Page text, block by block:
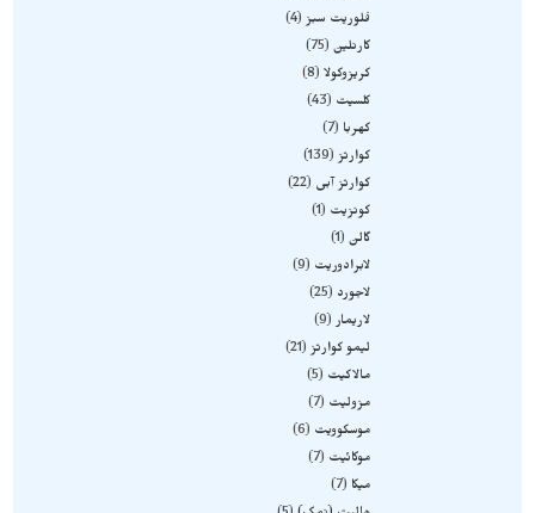
فلوریت سبز
4
کارنلین 75
کریزوکولا 8
کلسیت
43
کهربا
7
کوارتز
139
کوارتز آبی
22
کونزیت
1
گالن 1
لابرادوریت
9
لاجورد
25
لاریمار
9
لیمو کوارتز
21
مالاکیت
5
مزولیت
7
موسکوویت
6
موکائیت
7
میکا
7